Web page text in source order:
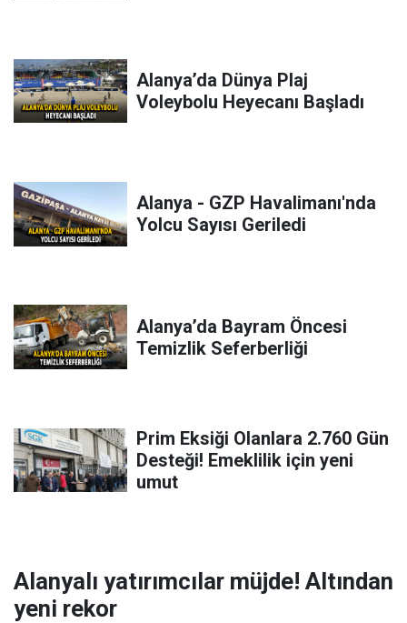
Alanya’da Dünya Plaj
Voleybolu Heyecanı Başladı
Alanya - GZP Havalimanı'nda
Yolcu Sayısı Geriledi
Alanya’da Bayram Öncesi
Temizlik Seferberliği
Prim Eksiği Olanlara 2.760 Gün
Desteği! Emeklilik için yeni
umut
Alanyalı yatırımcılar müjde! Altından
yeni rekor